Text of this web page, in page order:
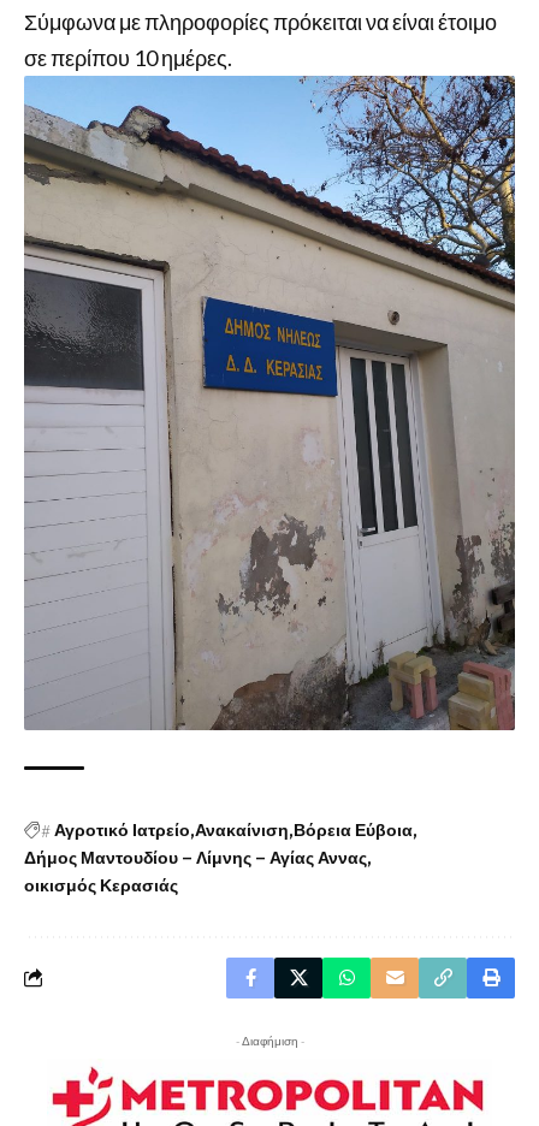
Σύμφωνα με πληροφορίες πρόκειται να είναι έτοιμο
σε περίπου 10 ημέρες.
#Αγροτικό Ιατρείο Ανακαίνιση Βόρεια Εύβοια
Δήμος Μαντουδίου – Λίμνης – Αγίας Αννας
οικισμός Κερασιάς
- Διαφήμιση -